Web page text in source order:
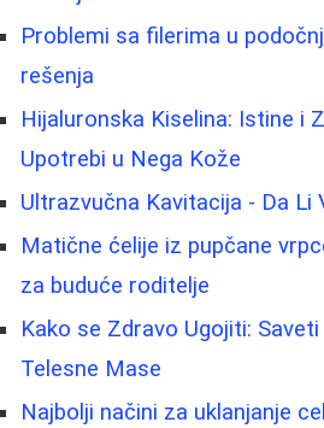
Problemi sa filerima u
rešenja
Hijaluronska Kiselina: Istine i
Upotrebi u Nega Kože
Ultrazvučna Kavitacija - Da Li
Matične ćelije iz pupčane
za buduće roditelje
Kako se Zdravo Ugojiti:
Telesne Mase
Najbolji načini za uklanjanje